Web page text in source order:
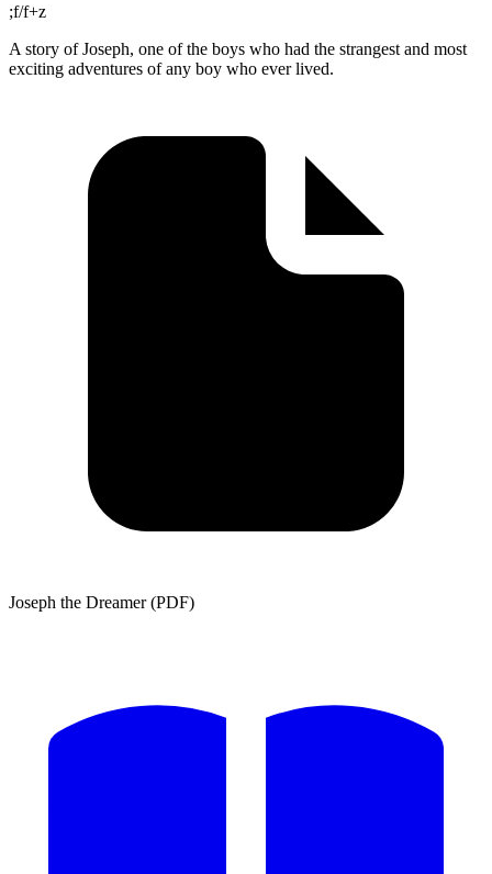
;f/f+z
A story of Joseph, one of the boys who had the strangest and most
exciting adventures of any boy who ever lived.
Joseph the Dreamer (PDF)